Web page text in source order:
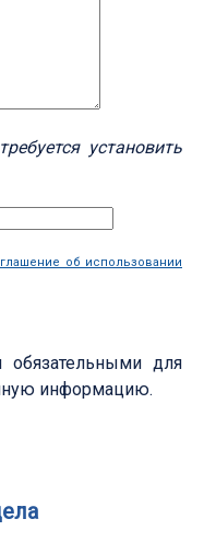
установить
об использовании
для
информацию.